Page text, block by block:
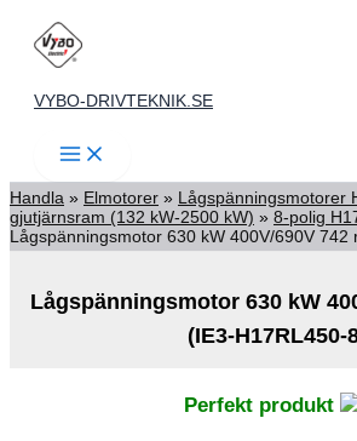
Hoppa
innehåll
VYBO-DRIVTEKNIK.SE
Handla » Elmotorer » Lågspänningsmotorer
gjutjärnsram (132 kW-2500 kW) » 8-polig
Lågspänningsmotor 630 kW 400V/690V 742
Lågspänningsmotor 630 kW
(IE3-H17RL450-
Perfekt produkt